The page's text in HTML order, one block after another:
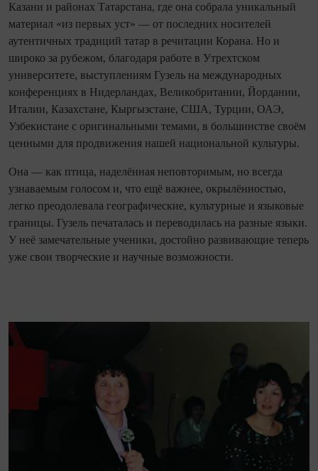
Казани и районах Татарстана, где она собрала уникальный
материал «из первых уст» — от последних носителей
аутентичных традиций татар в речитации Корана. Но и
широко за рубежом, благодаря работе в Утрехтском
университете, выступлениям Гузель на международных
конференциях в Нидерландах, Великобритании, Йордании,
Италии, Казахстане, Кыргызстане, США, Турции, ОАЭ,
Узбекистане с оригинальными темами, в большинстве своём
ценными для продвижения нашей национальной культуры.
Она — как птица, наделённая неповторимым, но всегда
узнаваемым голосом и, что ещё важнее, окрылённостью,
легко преодолевала географические, культурные и языковые
границы. Гузель печаталась и переводилась на разные языки.
У неё замечательные ученики, достойно развивающие теперь
уже свои творческие и научные возможности.